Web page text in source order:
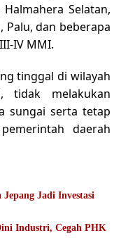
Selatan,
Palu, dan beberapa
IV MMI.
tinggal di wilayah
tidak melakukan
sungai serta tetap
daerah
Jadi Investasi
Industri, Cegah PHK